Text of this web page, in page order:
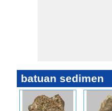
batuan sedimen